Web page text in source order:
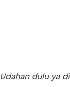
Udahan dulu ya